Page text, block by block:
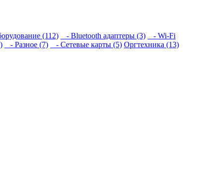
(112) - Bluetooth адаптеры (3)
- Wi-Fi
- Разное (7) - Сетевые карты (5) Оргтехника (13)